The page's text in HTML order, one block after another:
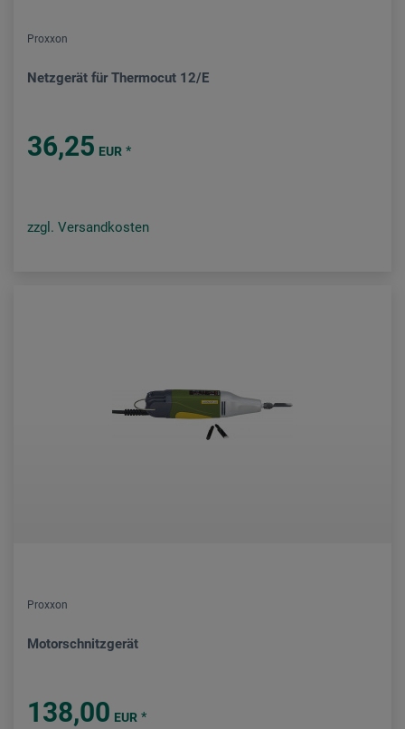
Proxxon
Netzgerät für Thermocut 12/E
36,25 EUR *
zzgl. Versandkosten
Proxxon
Motorschnitzgerät
138,00 EUR *